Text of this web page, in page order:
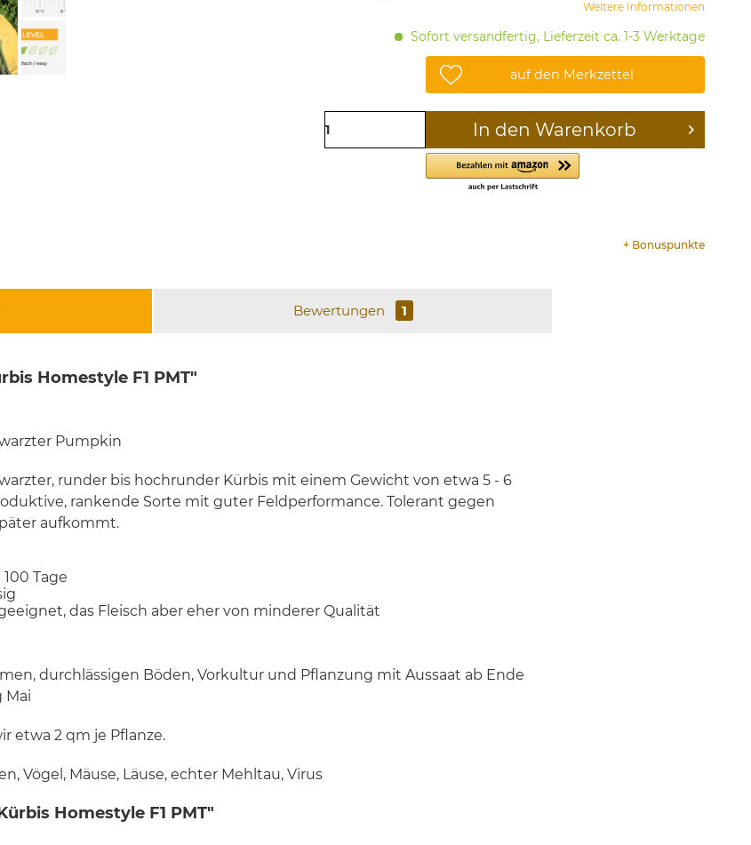
Weitere Informationen
Sofort versandfertig, Lieferzeit ca. 1-3 Werktage
auf den Merkzettel
In den Warenkorb
+ Bonuspunkte
Bewertungen 1
Homestyle F1 PMT"
Pumpkin
runder bis hochrunder Kürbis mit einem Gewicht von etwa 5 - 6
rankende Sorte mit guter Feldperformance. Tolerant gegen
aufkommt.
Tage
das Fleisch aber eher von minderer Qualität
durchlässigen Böden, Vorkultur und Pflanzung mit Aussaat ab Ende
Mai
etwa 2 qm je Pflanze.
Vögel, Mäuse, Läuse, echter Mehltau, Virus
Homestyle F1 PMT"